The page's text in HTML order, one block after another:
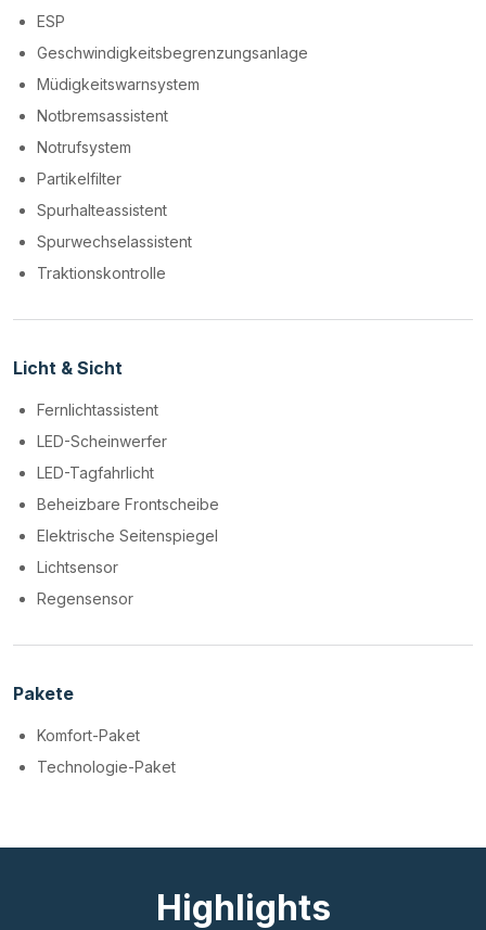
ESP
Geschwindigkeitsbegrenzungsanlage
Müdigkeitswarnsystem
Notbremsassistent
Notrufsystem
Partikelfilter
Spurhalteassistent
Spurwechselassistent
Traktionskontrolle
Licht & Sicht
Fernlichtassistent
LED-Scheinwerfer
LED-Tagfahrlicht
Beheizbare Frontscheibe
Elektrische Seitenspiegel
Lichtsensor
Regensensor
Pakete
Komfort-Paket
Technologie-Paket
Highlights